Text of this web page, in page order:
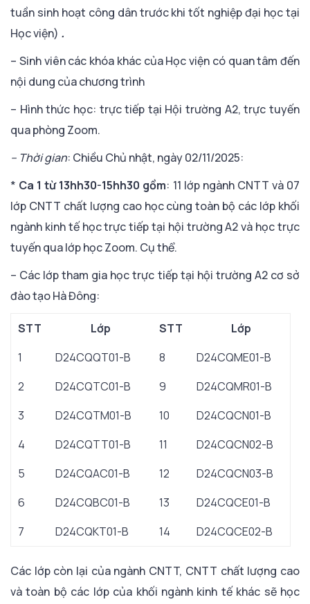
tuần sinh hoạt công dân trước khi tốt nghiệp đại học tại
Học viện) .
– Sinh viên các khóa khác của Học viện có quan tâm đến
nội dung của chương trình
– Hình thức học: trực tiếp tại Hội trường A2, trực tuyến
qua phòng Zoom.
– Thời gian: Chiều Chủ nhật, ngày 02/11/2025:
* Ca 1 từ 13hh30-15hh30 gồm: 11 lớp ngành CNTT và 07
lớp CNTT chất lượng cao học cùng toàn bộ các lớp khối
ngành kinh tế học trực tiếp tại hội trường A2 và học trực
tuyến qua lớp học Zoom. Cụ thể.
– Các lớp tham gia học trực tiếp tại hội trường A2 cơ sở
đào tạo Hà Đông:
STT Lớp STT
Lớp
1
D24CQQT01-B 8
D24CQME01-B
2
D24CQTC01-B 9
D24CQMR01-B
3
D24CQTM01-B 10
D24CQCN01-B
4
D24CQTT01-B 11
D24CQCN02-B
5
D24CQAC01-B 12
D24CQCN03-B
6
D24CQBC01-B 13
D24CQCE01-B
7
D24CQKT01-B 14 D24CQCE02-B
Các lớp còn lại của ngành CNTT, CNTT chất lượng cao
và toàn bộ các lớp của khối ngành kinh tế khác sẽ học